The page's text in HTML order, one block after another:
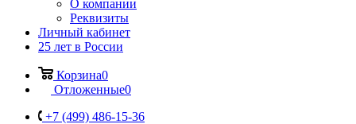
О компании
Реквизиты
Личный кабинет
25 лет в России
Корзина0
Отложенные0
+7 (499) 486-15-36